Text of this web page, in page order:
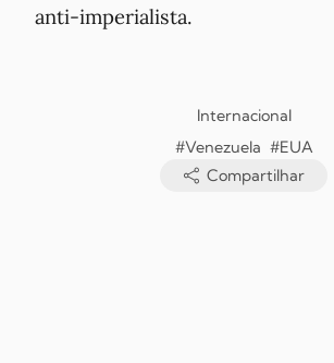
anti-imperialista.
Internacional
#Venezuela #EUA
Compartilhar